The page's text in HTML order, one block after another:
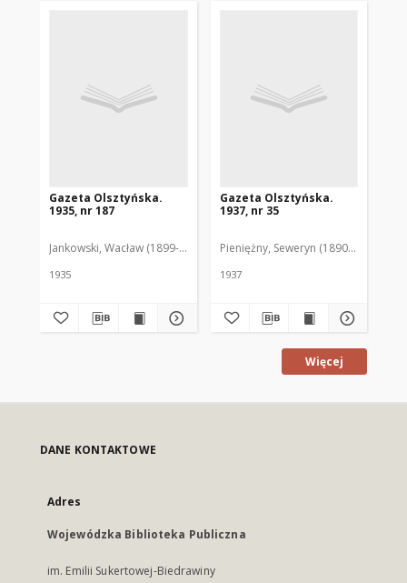
Gazeta Olsztyńska.
1935, nr 187
Jankowski, Wacław (1899-1975). Red.
1935
Gazeta Olsztyńska.
1937, nr 35
Pieniężny, Seweryn (1890-1940). Red.
1937
Więcej
DANE KONTAKTOWE
Adres
Wojewódzka Biblioteka Publiczna
im. Emilii Sukertowej-Biedrawiny